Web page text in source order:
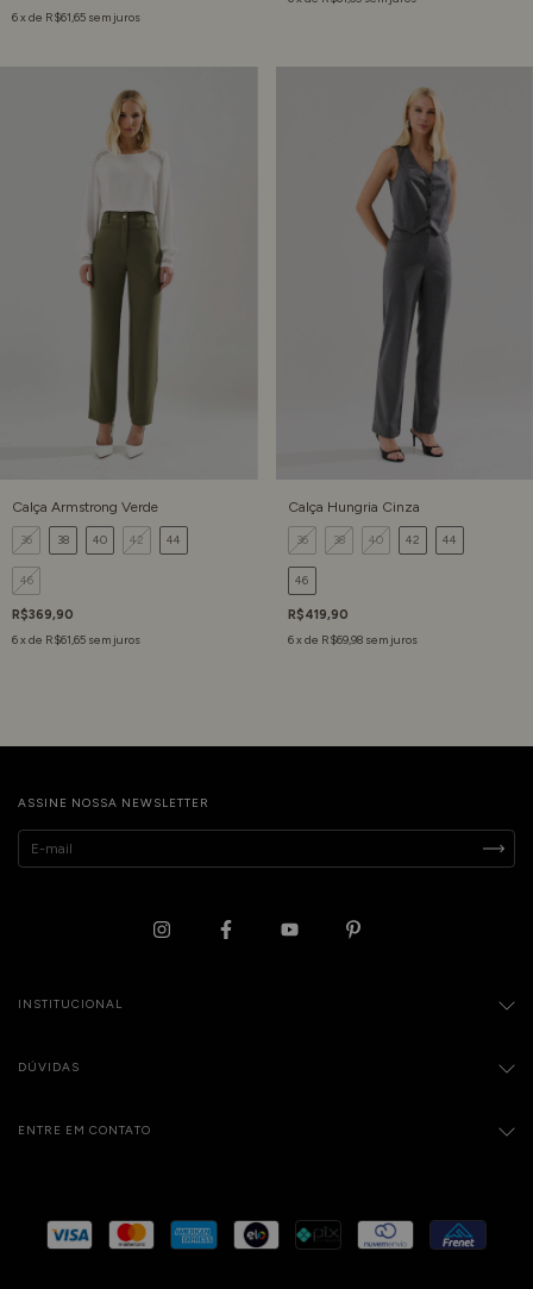
6x de R$61,65 sem juros
Calça Armstrong Verde
36 38 40 42 44
46
R$369,90
6x de R$61,65 sem juros
Calça Hungria Cinza
36 38 40 42 44
46
R$419,90
6x de R$69,98 sem juros
ASSINE NOSSA NEWSLETTER
INSTITUCIONAL
DÚVIDAS
ENTRE EM CONTATO